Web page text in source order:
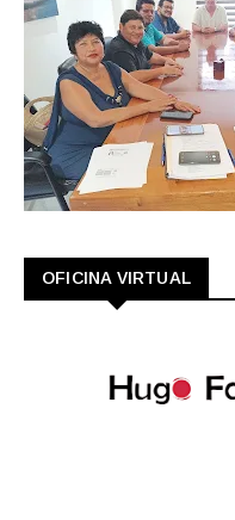
OFICINA VIRTUAL